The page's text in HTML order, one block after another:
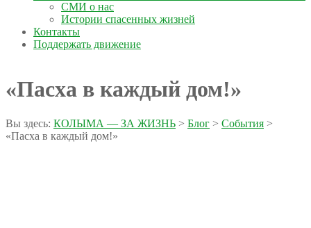
СМИ о нас
Истории спасенных жизней
Контакты
Поддержать движение
«Пасха в каждый дом!»
Вы здесь: КОЛЫМА — ЗА ЖИЗНЬ > Блог > События >
«Пасха в каждый дом!»